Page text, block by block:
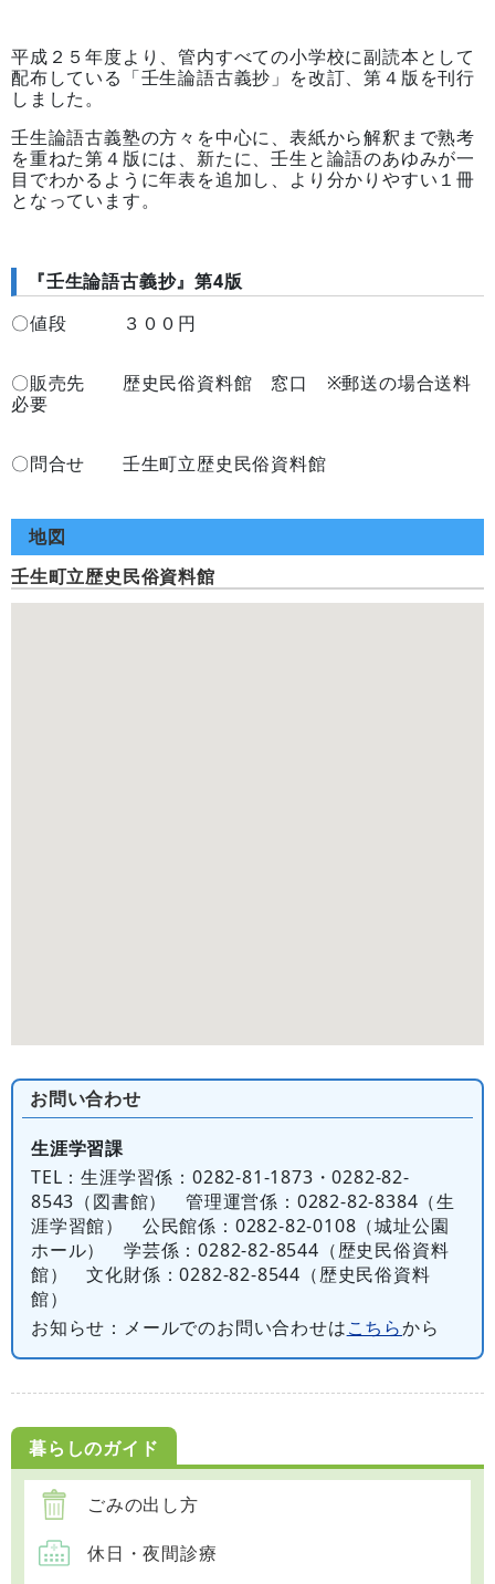
平成２５年度より、管内すべての小学校に副読本として
配布している「壬生論語古義抄」を改訂、第４版を刊行
しました。
壬生論語古義塾の方々を中心に、表紙から解釈まで熟考
を重ねた第４版には、新たに、壬生と論語のあゆみが一
目でわかるように年表を追加し、より分かりやすい１冊
となっています。
『壬生論語古義抄』第4版
〇値段 ３００円
〇販売先 歴史民俗資料館 窓口 ※郵送の場合送料
必要
〇問合せ 壬生町立歴史民俗資料館
地図
壬生町立歴史民俗資料館
お問い合わせ
生涯学習課
TEL ：生涯学習係：0282-81-1873・0282-82-
8543（図書館） 管理運営係：0282-82-8384（生
涯学習館） 公民館係：0282-82-0108（城址公園
ホール） 学芸係：0282-82-8544（歴史民俗資料
館） 文化財係：0282-82-8544（歴史民俗資料
館）
お知らせ ：メールでのお問い合わせはこちらから
暮らしのガイド
ごみの出し方
休日・夜間診療